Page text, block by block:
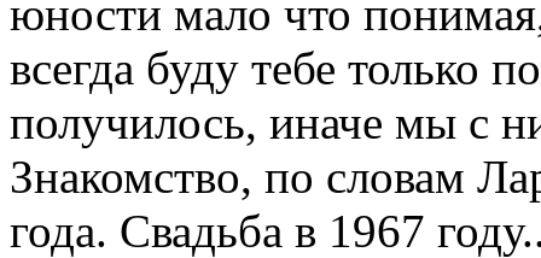
юности мало что
всегда буду тебе только
получилось, иначе мы с
Знакомство, по словам
года. Свадьба в 1967